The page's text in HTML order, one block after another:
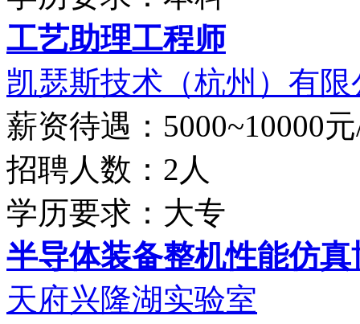
工艺助理工程师
凯瑟斯技术（杭州）有限
薪资待遇：5000~10000
招聘人数：2人
学历要求：大专
半导体装备整机性能仿真
天府兴隆湖实验室